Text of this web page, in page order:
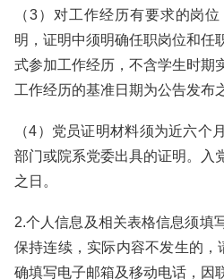
（3）对工作经历有要求的岗
明，证明中须明确任职岗位和任
式参加工作经历，不含学生时期
工作经历的基准日期为公告发布
（4）党员证明材料须为近六个
部门或院系党委出具的证明。入
之日。
2.个人信息及相关表格信息须填
保持连续，实际内容不发生的，
确填写电子邮箱及移动电话，因